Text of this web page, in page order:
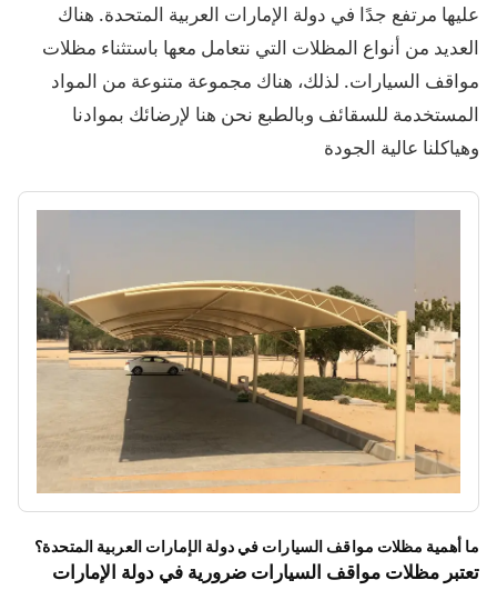
عليها مرتفع جدًا في دولة الإمارات العربية المتحدة. هناك
العديد من أنواع المظلات التي نتعامل معها باستثناء مظلات
مواقف السيارات. لذلك، هناك مجموعة متنوعة من المواد
المستخدمة للسقائف وبالطبع نحن هنا لإرضائك بموادنا
وهياكلنا عالية الجودة
ما أهمية مظلات مواقف السيارات في دولة الإمارات العربية المتحدة؟
تعتبر مظلات مواقف السيارات ضرورية في دولة الإمارات